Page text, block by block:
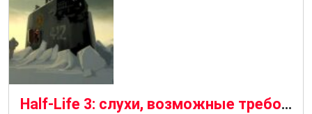
Half-Life 3: слухи, возможные требования, дата выхода, платформы и все, что мы думаем, что знаем